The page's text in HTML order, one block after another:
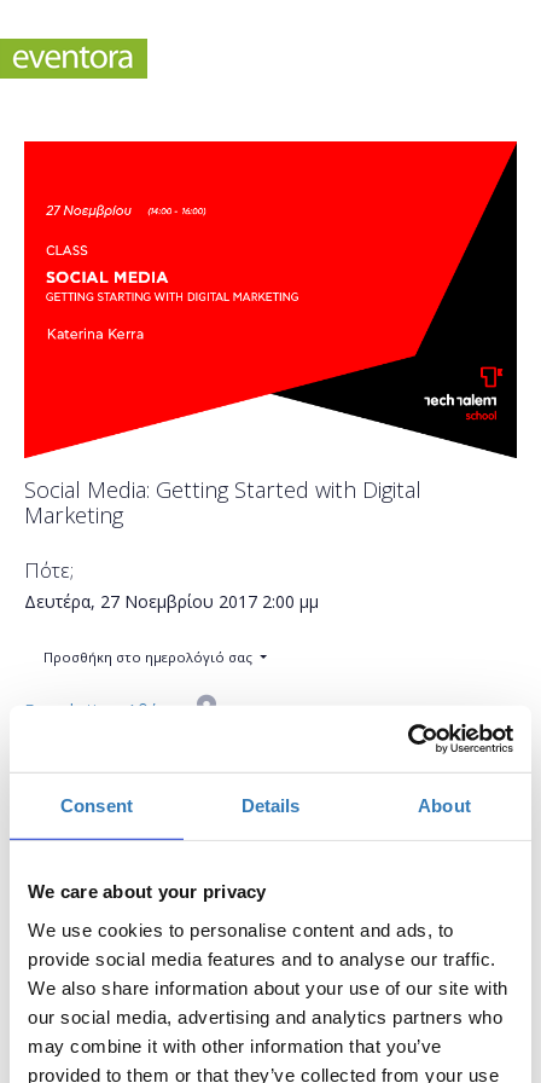
Consent Details About
We care about your privacy
We use cookies to personalise content and ads, to
provide social media features and to analyse our traffic.
We also share information about your use of our site with
our social media, advertising and analytics partners who
may combine it with other information that you’ve
provided to them or that they’ve collected from your use
Social Media: Getting Started with Digital
Marketing
Πότε;
Δευτέρα, 27 Νοεμβρίου 2017 2:00 μμ
Προσθήκη στο ημερολόγιό σας
Found.ation, Αθήνα
Το workshop έχει στόχο να δώσει την δυνατότητα
στους συμμετέχοντες να εκπαιδευτούν στη χρήση
σημαντικών μέσων κοινωνικής δικτύωσης, να